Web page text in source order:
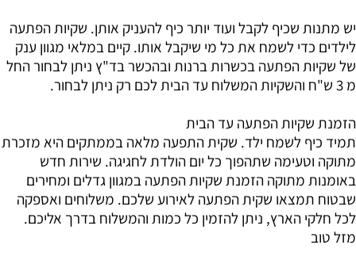
יש מתנות שכיף לקבל ועוד יותר כיף להעניק אותן. שקיות הפתעה
לילדים כדי לשמח את כל מי שיקבל אותו. קיים במלאי מגוון ענק
של שקיות הפתעה בכשרות ברנות ובהכשר בד"ץ ניתן לבחור החל
מ 3 ש"ח והשקיות המשלוח עד הבית לכם רק ניתן לבחור.
הזמנת שקיות הפתעה עד הבית
תמיד כיף לשמח ילד. שקית התפעה מלאה בממתקים היא מזכרת
מתוקה וטעימה שתהפוך כל יום הולדת לחגיגה. שירות חדש
באומנות מתוקה הזמנת שקיות הפתעה במגוון גדלים ומחירים
שבטוח תמצאו שקית הפתעה לאירוע שלכם. משלוחים ואספקה
לכל חלקי הארץ, ניתן להזמין כל כמות והמשלוח בדרך אליכם.
מזל טוב